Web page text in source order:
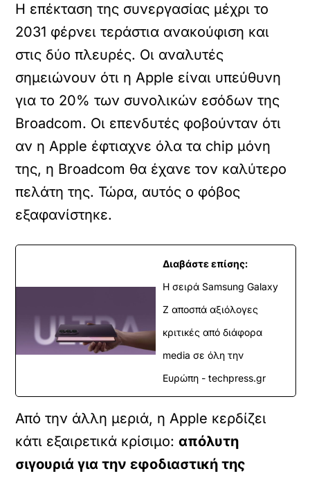
Η επέκταση της συνεργασίας μέχρι το
2031 φέρνει τεράστια ανακούφιση και
στις δύο πλευρές. Οι αναλυτές
σημειώνουν ότι η Apple είναι υπεύθυνη
για το 20% των συνολικών εσόδων της
Broadcom. Οι επενδυτές φοβούνταν ότι
αν η Apple έφτιαχνε όλα τα chip μόνη
της, η Broadcom θα έχανε τον καλύτερο
πελάτη της. Τώρα, αυτός ο φόβος
εξαφανίστηκε.
Διαβάστε επίσης:
Η σειρά Samsung Galaxy
Z αποσπά αξιόλογες
κριτικές από διάφορα
media σε όλη την
Ευρώπη - techpress.gr
Από την άλλη μεριά, η Apple κερδίζει
κάτι εξαιρετικά κρίσιμο:απόλυτη
σιγουριά για την εφοδιαστική της